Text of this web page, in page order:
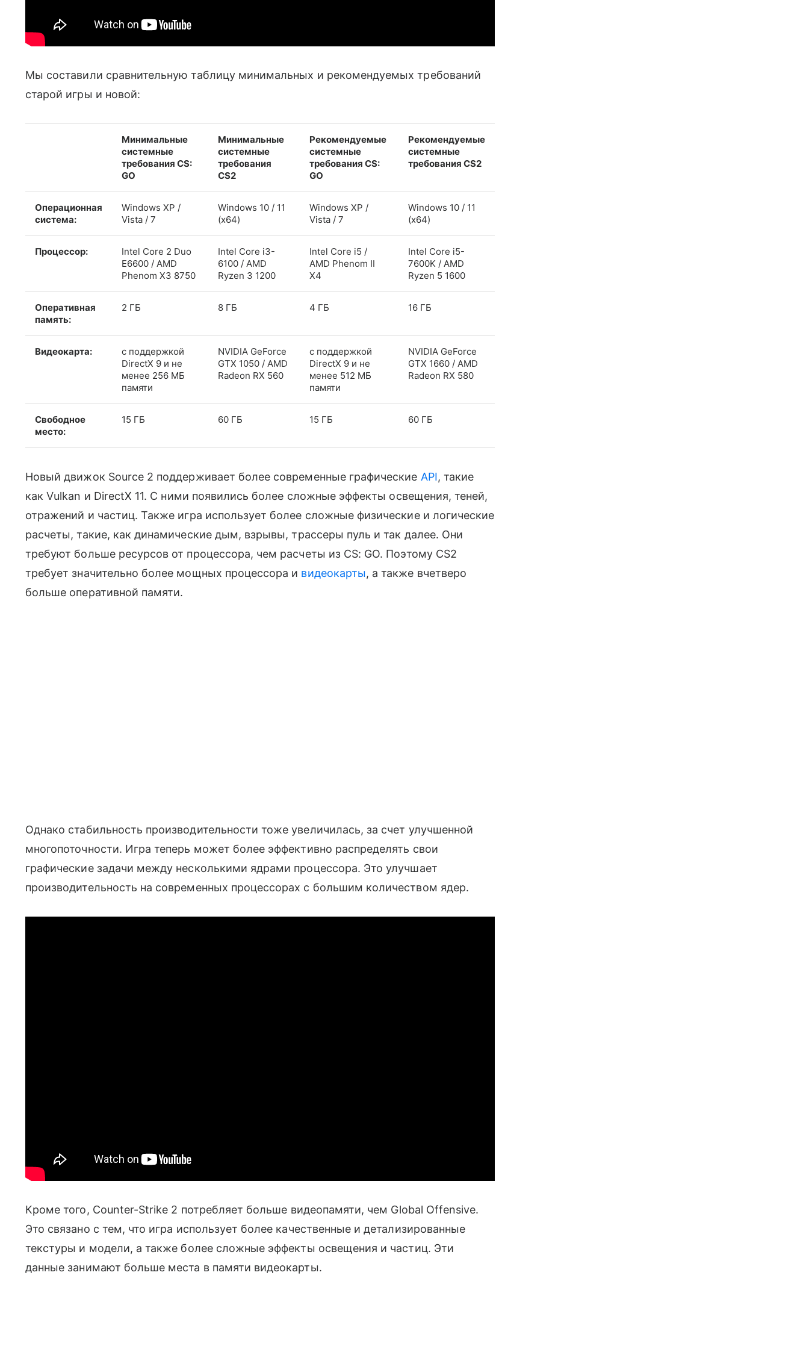
Мы составили сравнительную таблицу минимальных и рекомендуемых требований
старой игры и новой:
Минимальные
системные
требования CS:
GO
Минимальные
системные
требования
CS2
Рекомендуемые
системные
требования CS:
GO
Рекомендуемые
системные
требования CS2
Операционная
система:
Windows XP /
Vista / 7
Windows 10 / 11
(x64)
Windows XP /
Vista / 7
Windows 10 / 11
(x64)
Процессор:
Intel Core 2 Duo
E6600 / AMD
Phenom X3 8750
Intel Core i3-
6100 / AMD
Ryzen 3 1200
Intel Core i5 /
AMD Phenom II
X4
Intel Core i5-
7600K / AMD
Ryzen 5 1600
Оперативная
память:
2 ГБ 8 ГБ 4 ГБ 16 ГБ
Видеокарта:
с поддержкой
DirectX 9 и не
менее 256 МБ
памяти
NVIDIA GeForce
GTX 1050 / AMD
Radeon RX 560
с поддержкой
DirectX 9 и не
менее 512 МБ
памяти
NVIDIA GeForce
GTX 1660 / AMD
Radeon RX 580
Свободное
место:
15 ГБ 60 ГБ 15 ГБ 60 ГБ
Новый движок Source 2 поддерживает более современные графические API, такие
как Vulkan и DirectX 11. С ними появились более сложные эффекты освещения, теней,
отражений и частиц. Также игра использует более сложные физические и логические
расчеты, такие, как динамические дым, взрывы, трассеры пуль и так далее. Они
требуют больше ресурсов от процессора, чем расчеты из CS: GO. Поэтому CS2
требует значительно более мощных процессора и видеокарты, а также вчетверо
больше оперативной памяти.
Однако стабильность производительности тоже увеличилась, за счет улучшенной
многопоточности. Игра теперь может более эффективно распределять свои
графические задачи между несколькими ядрами процессора. Это улучшает
производительность на современных процессорах с большим количеством ядер.
Кроме того, Counter-Strike 2 потребляет больше видеопамяти, чем Global Offensive.
Это связано с тем, что игра использует более качественные и детализированные
текстуры и модели, а также более сложные эффекты освещения и частиц. Эти
данные занимают больше места в памяти видеокарты.